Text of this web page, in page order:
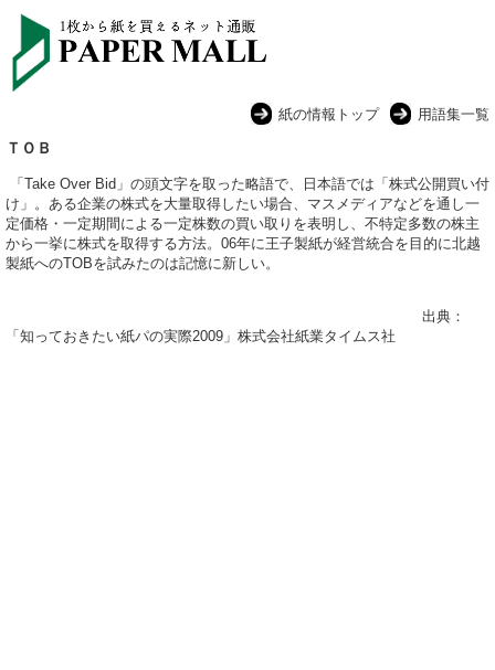
紙の情報トップ 用語集一覧
ＴＯＢ
「Take Over Bid」の頭文字を取った略語で、日本語では「株式公開買い付
け」。ある企業の株式を大量取得したい場合、マスメディアなどを通し一
定価格・一定期間による一定株数の買い取りを表明し、不特定多数の株主
から一挙に株式を取得する方法。06年に王子製紙が経営統合を目的に北越
製紙へのTOBを試みたのは記憶に新しい。
出典：
「知っておきたい紙パの実際2009」株式会社紙業タイムス社